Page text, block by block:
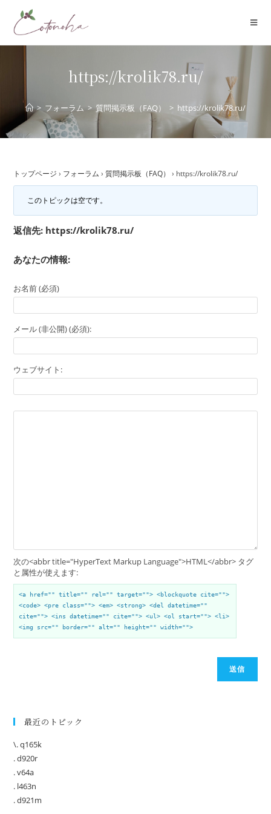
https://krolik78.ru/
> フォーラム > 質問掲示板（FAQ） > https://krolik78.ru/
トップページ › フォーラム › 質問掲示板（FAQ） › https://krolik78.ru/
このトピックは空です。
返信先: https://krolik78.ru/
あなたの情報:
お名前 (必須)
メール (非公開) (必須):
ウェブサイト:
次の<abbr title="HyperText Markup Language">HTML</abbr> タグ
と属性が使えます:
<a href="" title="" rel="" target=""> <blockquote cite="">
<code> <pre class=""> <em> <strong> <del datetime=""
cite=""> <ins datetime="" cite=""> <ul> <ol start=""> <li>
<img src="" border="" alt="" height="" width="">
送信
最近のトピック
\. q165k
. d920r
. v64a
. l463n
. d921m